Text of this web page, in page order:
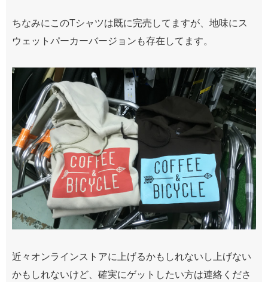
ちなみにこのTシャツは既に完売してますが、地味にス
ウェットパーカーバージョンも存在してます。
近々オンラインストアに上げるかもしれないし上げない
かもしれないけど、確実にゲットしたい方は連絡くださ